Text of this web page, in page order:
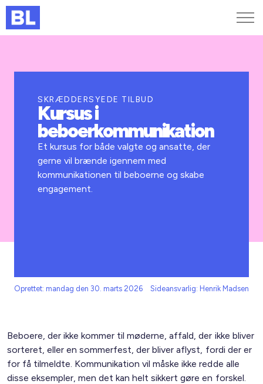
Kurser og arrangementer
Jobportalen
SKRÆDDERSYEDE TILBUD
Kursus i
beboerkommunikation
Et kursus for både valgte og ansatte, der
gerne vil brænde igennem med
kommunikationen til beboerne og skabe
engagement.
Oprettet: mandag den 30. marts 2026 Sideansvarlig: Henrik Madsen
Beboere, der ikke kommer til møderne, affald, der ikke bliver
sorteret, eller en sommerfest, der bliver aflyst, fordi der er
for få tilmeldte. Kommunikation vil måske ikke redde alle
disse eksempler, men det kan helt sikkert gøre en forskel.